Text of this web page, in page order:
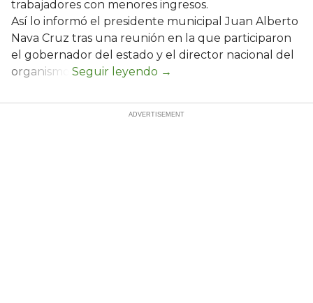
trabajadores con menores ingresos.
Así lo informó el presidente municipal Juan Alberto
Nava Cruz tras una reunión en la que participaron
el gobernador del estado y el director nacional del
organismo.